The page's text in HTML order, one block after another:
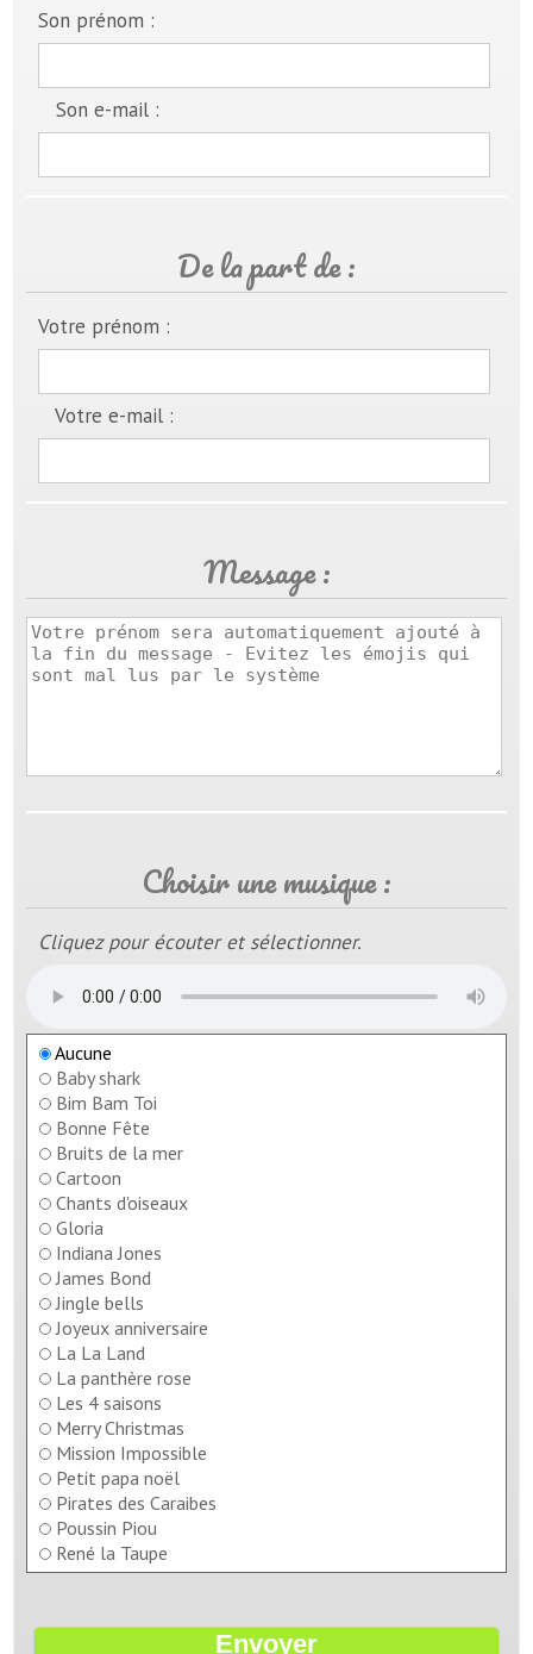
Son prénom :
Son e-mail :
De la part de :
Votre prénom :
Votre e-mail :
Message :
Choisir une musique :
Cliquez pour écouter et sélectionner.
Aucune
Baby shark
Bim Bam Toi
Bonne Fête
Bruits de la mer
Cartoon
Chants d'oiseaux
Gloria
Indiana Jones
James Bond
Jingle bells
Joyeux anniversaire
La La Land
La panthère rose
Les 4 saisons
Merry Christmas
Mission Impossible
Petit papa noël
Pirates des Caraibes
Poussin Piou
René la Taupe